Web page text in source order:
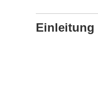
Einleitung